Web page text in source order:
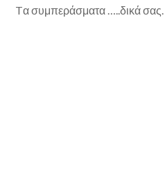
Tα συμπεράσματα …..δικά σας.